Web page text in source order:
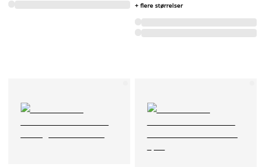
+ flere størrelser